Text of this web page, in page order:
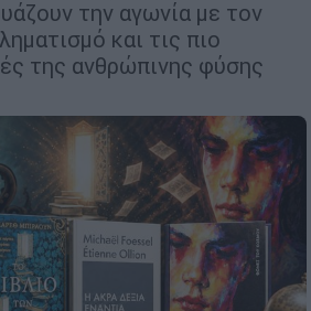
την αγωνία με τον
και τις πιο
της ανθρώπινης φύσης